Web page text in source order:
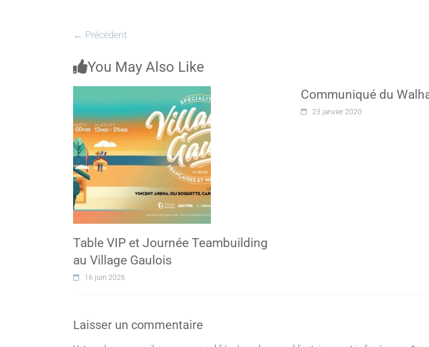
← Précédent
You May Also Like
Table VIP et Journée Teambuilding
au Village Gaulois
16 juin 2026
Communiqué du
23 janvier 2020
Laisser un commentaire